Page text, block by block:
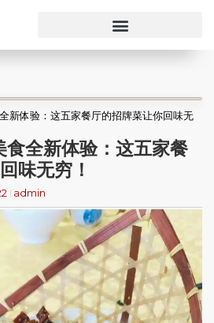
新体验：这五家餐厅的招牌菜让你回味无
全新体验：这五家餐
味无穷！
admin